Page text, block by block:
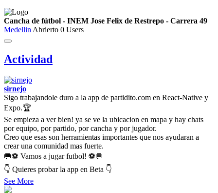
Cancha de fútbol - INEM Jose Felix de Restrepo - Carrera 49
Medellin Abrierto 0 Users
Actividad
sirnejo
Sigo trabajandole duro a la app de partidito.com en React-Native y
Expo.🏆
Se empieza a ver bien! ya se ve la ubicacion en mapa y hay chats
por equipo, por partido, por cancha y por jugador.
Creo que esas son herramientas importantes que nos ayudaran a
crear una comunidad mas fuerte.
🥅⚽ Vamos a jugar futbol! ⚽🥅
👇 Quieres probar la app en Beta 👇
See More